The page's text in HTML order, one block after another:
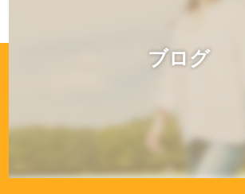
ブログ